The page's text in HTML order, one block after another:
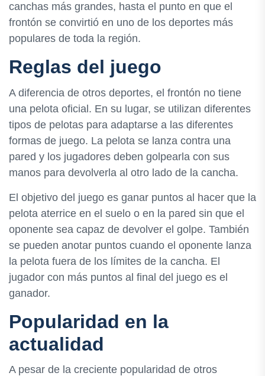
canchas más grandes, hasta el punto en que el
frontón se convirtió en uno de los deportes más
populares de toda la región.
Reglas del juego
A diferencia de otros deportes, el frontón no tiene
una pelota oficial. En su lugar, se utilizan diferentes
tipos de pelotas para adaptarse a las diferentes
formas de juego. La pelota se lanza contra una
pared y los jugadores deben golpearla con sus
manos para devolverla al otro lado de la cancha.
El objetivo del juego es ganar puntos al hacer que la
pelota aterrice en el suelo o en la pared sin que el
oponente sea capaz de devolver el golpe. También
se pueden anotar puntos cuando el oponente lanza
la pelota fuera de los límites de la cancha. El
jugador con más puntos al final del juego es el
ganador.
Popularidad en la
actualidad
A pesar de la creciente popularidad de otros